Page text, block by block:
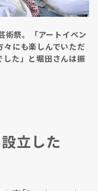
祭。「アートイベン
々にも楽しんでいただ
した」と堀田さんは振
立した